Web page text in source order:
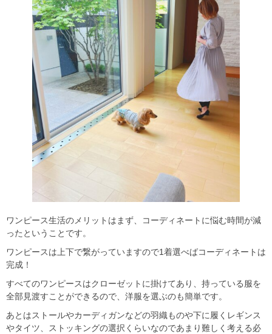
ワンピース生活のメリットはまず、コーディネートに悩む時間が減
ったということです。
ワンピースは上下で繋がっていますので1着選べばコーディネートは
完成！
すべてのワンピースはクローゼットに掛けてあり、持っている服を
全部見渡すことができるので、洋服を選ぶのも簡単です。
あとはストールやカーディガンなどの羽織ものや下に履くレギンス
やタイツ、ストッキングの選択くらいなのであまり難しく考える必